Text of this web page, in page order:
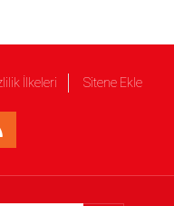
İlkeleri Sitene Ekle